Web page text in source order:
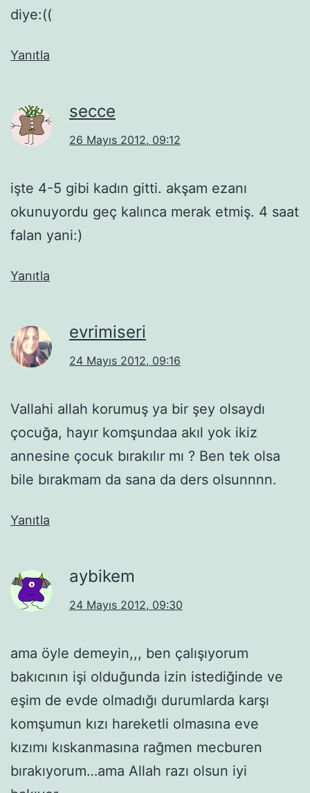
diye:((
Yanıtla
secce
26 Mayıs 2012, 09:12
işte 4-5 gibi kadın gitti. akşam ezanı
okunuyordu geç kalınca merak etmiş. 4 saat
falan yani:)
Yanıtla
evrimiseri
24 Mayıs 2012, 09:16
Vallahi allah korumuş ya bir şey olsaydı
çocuğa, hayır komşundaa akıl yok ikiz
annesine çocuk bırakılır mı ? Ben tek olsa
bile bırakmam da sana da ders olsunnnn.
Yanıtla
aybikem
24 Mayıs 2012, 09:30
ama öyle demeyin,,, ben çalışıyorum
bakıcının işi olduğunda izin istediğinde ve
eşim de evde olmadığı durumlarda karşı
komşumun kızı hareketli olmasına eve
kızımı kıskanmasına rağmen mecburen
bırakıyorum…ama Allah razı olsun iyi